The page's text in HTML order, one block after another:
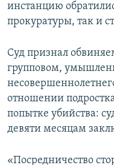
инстанцию
прокуратуры, так и
Суд признал
групповом,
отношении
попытке убийства:
девяти месяцам
«Посредничество